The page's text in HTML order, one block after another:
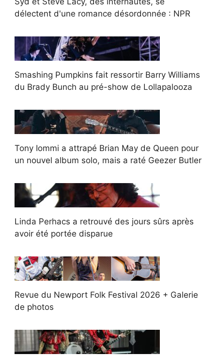
délectent d'une romance désordonnée : NPR
Smashing Pumpkins fait ressortir Barry Williams
du Brady Bunch au pré-show de Lollapalooza
Tony Iommi a attrapé Brian May de Queen pour
un nouvel album solo, mais a raté Geezer Butler
Linda Perhacs a retrouvé des jours sûrs après
avoir été portée disparue
Revue du Newport Folk Festival 2026 + Galerie
de photos